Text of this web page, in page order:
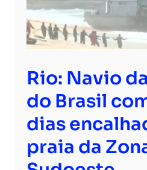
Rio: Navio
do Brasil
dias
praia da